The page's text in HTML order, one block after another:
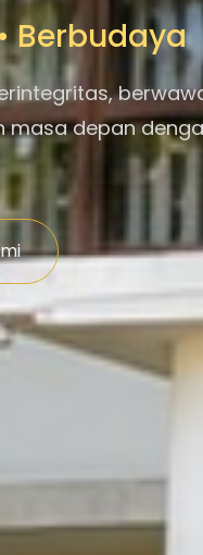
Berbudaya
depan